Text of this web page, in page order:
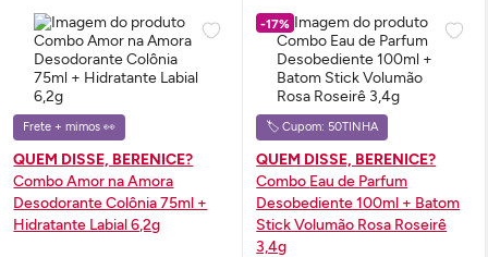
Frete + mimos 👀
QUEM DISSE, BERENICE?
Combo Amor na Amora
Desodorante Colônia 75ml +
Hidratante Labial 6,2g
-17%
🏷️ Cupom: 50TINHA
QUEM DISSE, BERENICE?
Combo Eau de Parfum
Desobediente 100ml + Batom
Stick Volumão Rosa Roseirê
3,4g